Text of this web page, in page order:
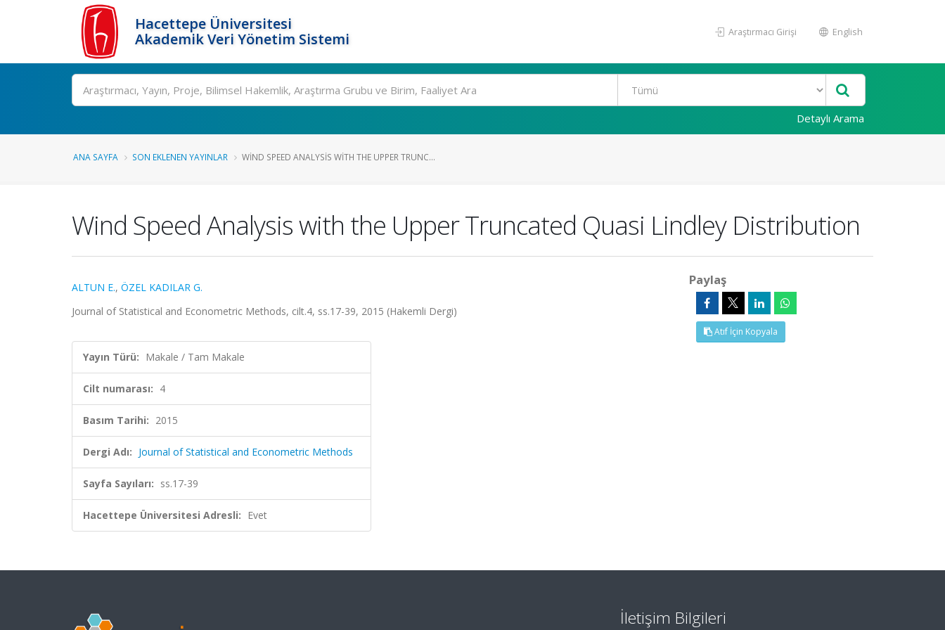
Hacettepe Üniversitesi
Akademik Veri Yönetim Sistemi
Araştırmacı Girişi English
Ara
Detaylı Arama
ANA SAYFA SON EKLENEN YAYINLAR WIND SPEED ANALYSIS WITH THE UPPER TRUNC...
Wind Speed Analysis with the Upper Truncated Quasi Lindley Distribution
ALTUN E., ÖZEL KADILAR G.
Journal of Statistical and Econometric Methods, cilt.4, ss.17-39, 2015 (Hakemli Dergi)
Yayın Türü: Makale / Tam Makale
Cilt numarası: 4
Basım Tarihi: 2015
Dergi Adı: Journal of Statistical and Econometric Methods
Sayfa Sayıları: ss.17-39
Hacettepe Üniversitesi Adresli: Evet
Paylaş
Atıf İçin Kopyala
İletişim Bilgileri